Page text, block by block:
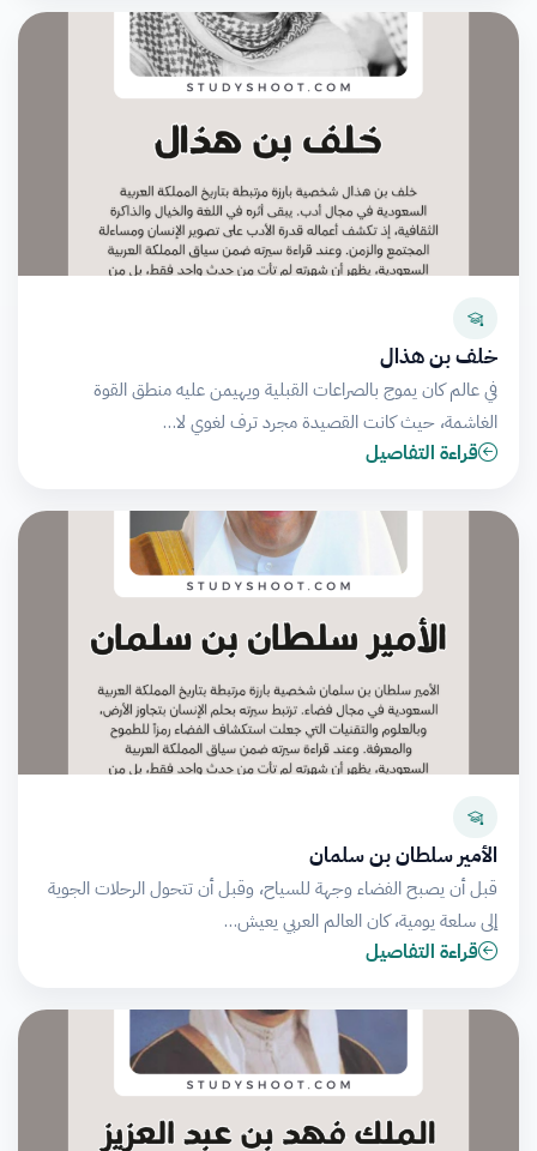
خلف بن هذال
في عالم كان يموج بالصراعات القبلية ويهيمن عليه منطق القوة
الغاشمة، حيث كانت القصيدة مجرد ترف لغوي لا…
قراءة التفاصيل
الأمير سلطان بن سلمان
قبل أن يصبح الفضاء وجهة للسياح، وقبل أن تتحول الرحلات الجوية
إلى سلعة يومية، كان العالم العربي يعيش…
قراءة التفاصيل